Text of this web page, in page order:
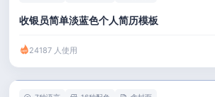
收银员简单淡蓝色个人简历模板
24187 人使用